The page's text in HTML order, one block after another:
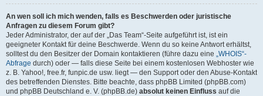
An wen soll ich mich wenden, falls es Beschwerden oder juristische
Anfragen zu diesem Forum gibt?
Jeder Administrator, der auf der „Das Team“-Seite aufgeführt ist, ist ein
geeigneter Kontakt für deine Beschwerde. Wenn du so keine Antwort erhältst,
solltest du den Besitzer der Domain kontaktieren (führe dazu eine „WHOIS“-
Abfrage durch) oder — falls diese Seite bei einem kostenlosen Webhoster wie
z. B. Yahoo!, free.fr, funpic.de usw. liegt — den Support oder den Abuse-Kontakt
des betreffenden Dienstes. Bitte beachte, dass phpBB Limited (phpBB.com)
und phpBB Deutschland e. V. (phpBB.de) absolut keinen Einfluss auf die